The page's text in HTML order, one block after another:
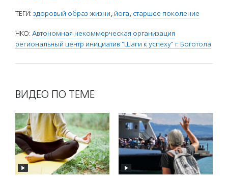
ТЕГИ: здоровый образ жизни, йога, старшее поколение
НКО: Автономная некоммерческая организация
региональный центр инициатив "Шаги к успеху" г. Боготола
ВИДЕО ПО ТЕМЕ